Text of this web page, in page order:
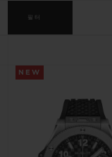
필터
NEW
빅뱅